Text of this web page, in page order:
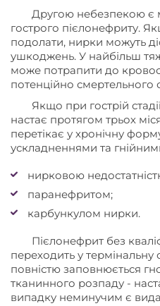
Другою небезпекою є
гострого пієлонефриту.
подолати, нирки можуть
ушкоджень. У найбільш
може потрапити до
потенційно смертельного
Якщо при гострій
настає протягом трьох
перетікає у хронічну
ускладненнями та
нирковою
паранефритом;
карбункулом нирки.
Пієлонефрит без
переходить у термінальну
повністю заповнюється
тканинного розпаду -
випадку неминучим є